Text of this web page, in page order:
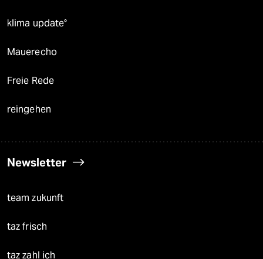
klima update°
Mauerecho
Freie Rede
reingehen
Newsletter
team zukunft
taz frisch
taz zahl ich